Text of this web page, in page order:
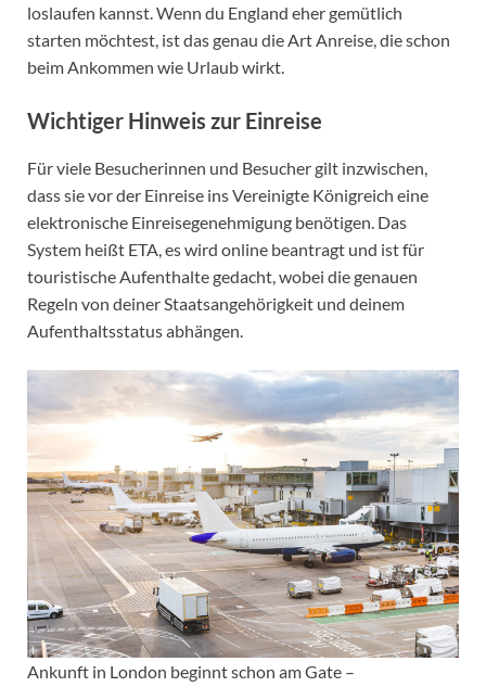
loslaufen kannst. Wenn du England eher gemütlich
starten möchtest, ist das genau die Art Anreise, die schon
beim Ankommen wie Urlaub wirkt.
Wichtiger Hinweis zur Einreise
Für viele Besucherinnen und Besucher gilt inzwischen,
dass sie vor der Einreise ins Vereinigte Königreich eine
elektronische Einreisegenehmigung benötigen. Das
System heißt ETA, es wird online beantragt und ist für
touristische Aufenthalte gedacht, wobei die genauen
Regeln von deiner Staatsangehörigkeit und deinem
Aufenthaltsstatus abhängen.
Ankunft in London beginnt schon am Gate –